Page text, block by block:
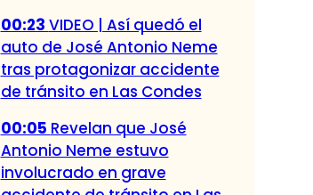
00:23 VIDEO | Así quedó el
auto de José Antonio Neme
tras protagonizar accidente
de tránsito en Las Condes
00:05 Revelan que José
Antonio Neme estuvo
involucrado en grave